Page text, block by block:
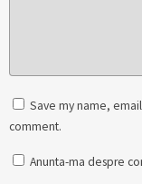
Save my name,
comment.
Anunta-ma despre